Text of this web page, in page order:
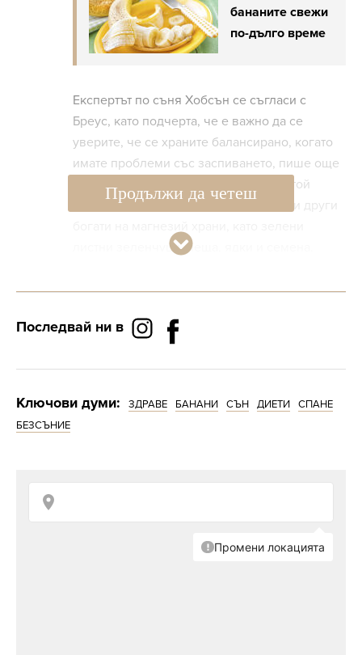
бананите свежи
по-дълго време
Експертът по съня Хобсън се съгласи с
Бреус, като подчерта, че е важно да се
уверите, че се храните балансирано, когато
имате проблеми със заспиването, пише още
БГНЕС. В допълнение към бананите той
препоръчва в менюто да се включат и други
листни зеленчуци, леща, ядки и семена.
Сомнологът е лекар, който се занимава с лечението,
Продължи да четеш
Последвай ни в
Ключови думи: ЗДРАВЕ БАНАНИ СЪН ДИЕТИ
СПАНЕ
БЕЗСЪНИЕ